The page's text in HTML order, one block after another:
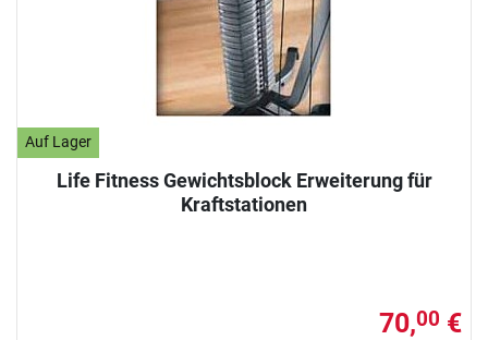
Auf Lager
Life Fitness Gewichtsblock Erweiterung für
Kraftstationen
70,00 €